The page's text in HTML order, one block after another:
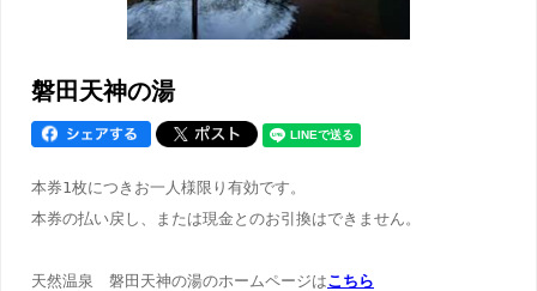
磐田天神の湯
本券1枚につきお一人様限り有効です。
本券の払い戻し、または現金とのお引換はできません。
天然温泉　磐田天神の湯のホームページはこちら